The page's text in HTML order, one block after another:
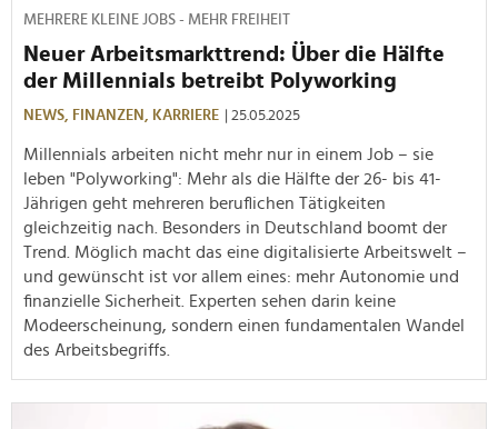
MEHRERE KLEINE JOBS - MEHR FREIHEIT
Neuer Arbeitsmarkttrend: Über die Hälfte
der Millennials betreibt Polyworking
NEWS, FINANZEN, KARRIERE | 25.05.2025
Millennials arbeiten nicht mehr nur in einem Job – sie
leben "Polyworking": Mehr als die Hälfte der 26- bis 41-
Jährigen geht mehreren beruflichen Tätigkeiten
gleichzeitig nach. Besonders in Deutschland boomt der
Trend. Möglich macht das eine digitalisierte Arbeitswelt –
und gewünscht ist vor allem eines: mehr Autonomie und
finanzielle Sicherheit. Experten sehen darin keine
Modeerscheinung, sondern einen fundamentalen Wandel
des Arbeitsbegriffs.